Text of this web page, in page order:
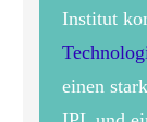
Institut
einen